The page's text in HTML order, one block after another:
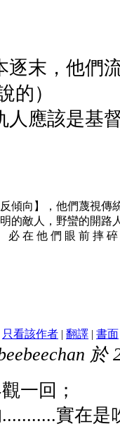
逐末，他們
的）
人應該是基
傾向】，他們蔑視傳
的敵人，野蠻的開路
必 在 他 們 眼 前 摔
只看該作者 | 翻譯 | 書面
於
一回；
實在是